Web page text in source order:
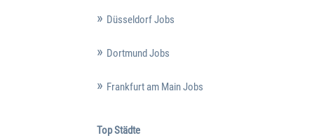
Düsseldorf Jobs
Dortmund Jobs
Frankfurt am Main Jobs
Top Städte